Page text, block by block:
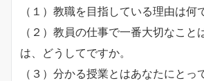
（１）教職を目指している理由は何
（２）教員の仕事で一番大切なこと
は、どうしてですか。
（３）分かる授業とはあなたにとっ